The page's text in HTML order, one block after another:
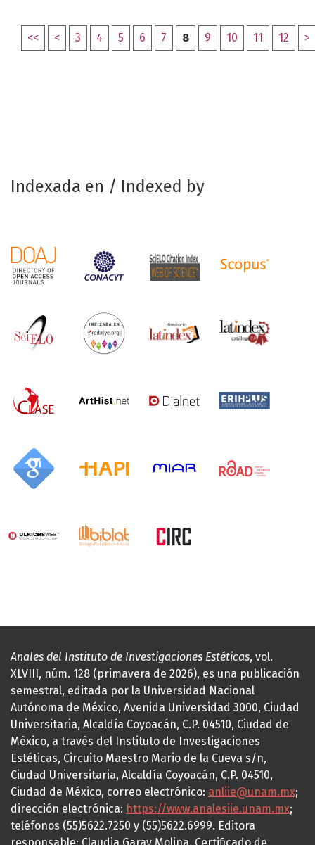
<< < 3 4 5 6 7 8 9 10 11 12 >
Indexada en / Indexed by
Anales del Instituto de Investigaciones Estéticas, vol.
XLVIII, núm. 128 (primavera de 2026), es una publicación
semestral, editada por la Universidad Nacional
Autónoma de México, Avenida Universidad 3000, Ciudad
Universitaria, Alcaldía Coyoacán, C.P. 04510, Ciudad de
México, a través del Instituto de Investigaciones
Estéticas, Circuito Maestro Mario de la Cueva s/n,
Ciudad Universitaria, Alcaldía Coyoacán, C.P. 04510,
Ciudad de México, correo electrónico: anliie@unam.mx;
dirección electrónica: https://www.analesiie.unam.mx;
teléfonos (55)5622.7250 y (55)5622.6999. Editora
responsable: Claudia Garay Molina. Certificado de